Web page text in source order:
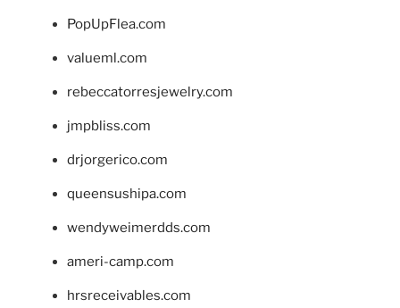
PopUpFlea.com
valueml.com
rebeccatorresjewelry.com
jmpbliss.com
drjorgerico.com
queensushipa.com
wendyweimerdds.com
ameri-camp.com
hrsreceivables.com